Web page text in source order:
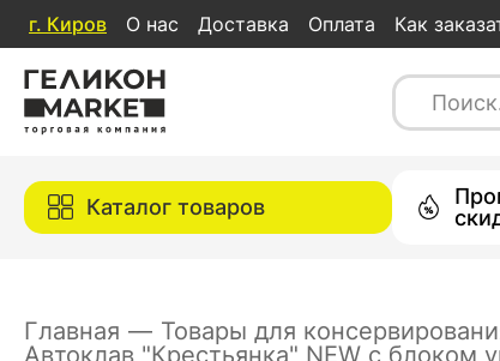
г. Киров О нас Доставка Оплата Как
Каталог товаров
Главная — Товары для
Автоклав "Крестьянка" NEW с блоком
Автоклав "Крестьянка" NEW с
В наличии